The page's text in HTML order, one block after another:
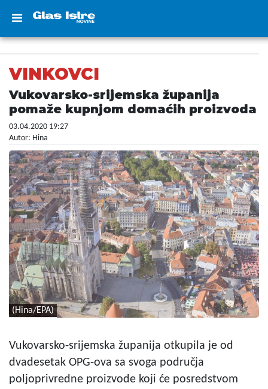
VINKOVCI
Vukovarsko-srijemska županija
pomaže kupnjom domaćih proizvoda
03.04.2020 19:27
Autor: Hina
(Hina/EPA)
Vukovarsko-srijemska županija otkupila je od
dvadesetak OPG-ova sa svoga područja
poljoprivredne proizvode koji će posredstvom